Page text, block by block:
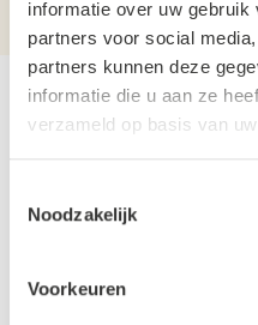
informatie over uw
partners voor social
partners kunnen deze
informatie die u aan ze
verzameld op basis van
Noodzakelijk
Voorkeuren